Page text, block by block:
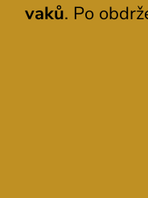
vaků. Po